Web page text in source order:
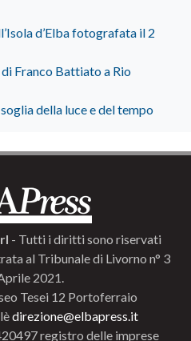
d’Elba fotografata il 2
Franco Battiato a Rio
della luce e del tempo
- Tutti i diritti sono riservati
al Tribunale di Livorno n° 3
2021.
Tesei 12 Portoferraio
direzione@elbapress.it
registro delle imprese